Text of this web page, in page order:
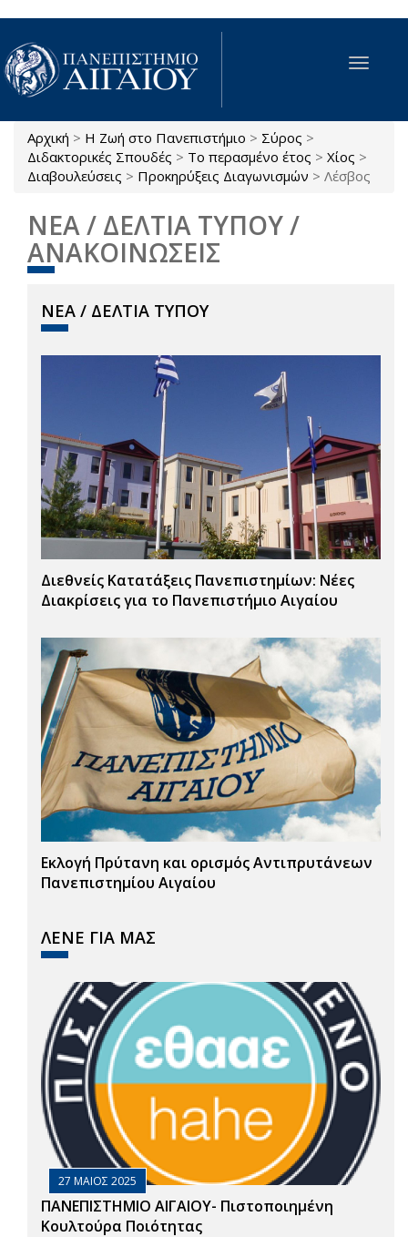
Παράκαμψη προς το κυρίως περιεχόμενο
Toggle
Είστε εδώ
Αρχική > Η Ζωή στο Πανεπιστήμιο > Σύρος >
Διδακτορικές Σπουδές > Το περασμένο έτος > Χίος >
Διαβουλεύσεις > Προκηρύξεις Διαγωνισμών > Λέσβος
ΝΕΑ / ΔΕΛΤΙΑ ΤΥΠΟΥ /
ΑΝΑΚΟΙΝΩΣΕΙΣ
ΝΕΑ / ΔΕΛΤΙΑ ΤΥΠΟΥ
Διεθνείς Κατατάξεις Πανεπιστημίων: Νέες
Διακρίσεις για το Πανεπιστήμιο Αιγαίου
Εκλογή Πρύτανη και ορισμός Αντιπρυτάνεων
Πανεπιστημίου Αιγαίου
ΛΕΝΕ ΓΙΑ ΜΑΣ
27 ΜΑΙΟΣ 2025
ΠΑΝΕΠΙΣΤΗΜΙΟ ΑΙΓΑΙΟΥ- Πιστοποιημένη
Κουλτούρα Ποιότητας